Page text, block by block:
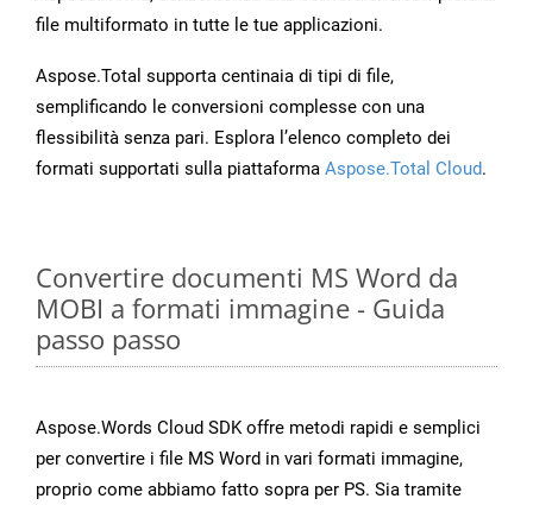
file multiformato in tutte le tue applicazioni.
Aspose.Total supporta centinaia di tipi di file,
semplificando le conversioni complesse con una
flessibilità senza pari. Esplora l’elenco completo dei
formati supportati sulla piattaforma Aspose.Total Cloud.
Convertire documenti MS Word da
MOBI a formati immagine - Guida
passo passo
Aspose.Words Cloud SDK offre metodi rapidi e semplici
per convertire i file MS Word in vari formati immagine,
proprio come abbiamo fatto sopra per PS. Sia tramite